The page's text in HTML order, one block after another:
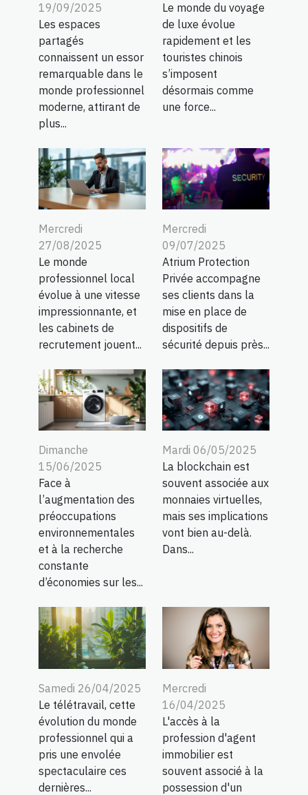
19/09/2025
Les espaces
partagés
connaissent un essor
remarquable dans le
monde professionnel
moderne, attirant de
plus...
Le monde du voyage
de luxe évolue
rapidement et les
touristes chinois
s’imposent
désormais comme
une force...
Mercredi
27/08/2025
Le monde
professionnel local
évolue à une vitesse
impressionnante, et
les cabinets de
recrutement jouent...
Mercredi
09/07/2025
Atrium Protection
Privée accompagne
ses clients dans la
mise en place de
dispositifs de
sécurité depuis près...
Dimanche
15/06/2025
Face à
l’augmentation des
préoccupations
environnementales
et à la recherche
constante
d’économies sur les...
Mardi 06/05/2025
La blockchain est
souvent associée aux
monnaies virtuelles,
mais ses implications
vont bien au-delà.
Dans...
Samedi 26/04/2025
Le télétravail, cette
évolution du monde
professionnel qui a
pris une envolée
spectaculaire ces
dernières...
Mercredi
16/04/2025
L'accès à la
profession d'agent
immobilier est
souvent associé à la
possession d'un